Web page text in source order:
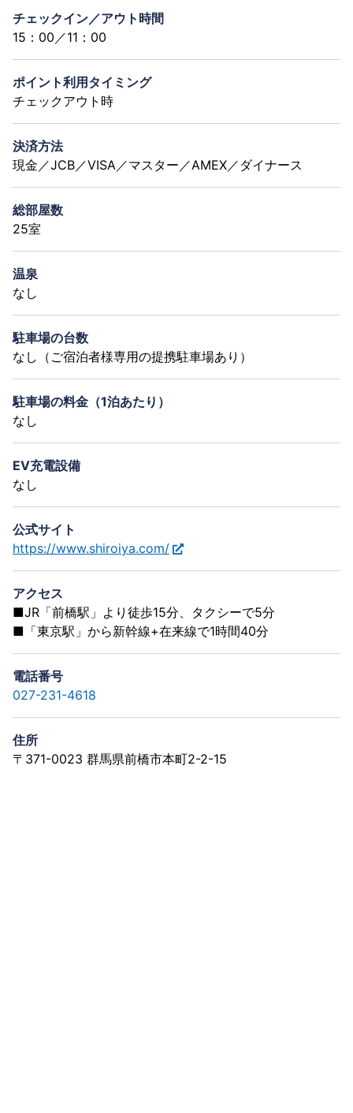
チェックイン／アウト時間
15：00／11：00
ポイント利用タイミング
チェックアウト時
決済方法
現金／JCB／VISA／マスター／AMEX／ダイナース
総部屋数
25室
温泉
なし
駐車場の台数
なし（ご宿泊者様専用の提携駐車場あり）
駐車場の料金（1泊あたり）
なし
EV充電設備
なし
公式サイト
https://www.shiroiya.com/
アクセス
■JR「前橋駅」より徒歩15分、タクシーで5分
■「東京駅」から新幹線+在来線で1時間40分
電話番号
027-231-4618
住所
〒371-0023 群馬県前橋市本町2-2-15